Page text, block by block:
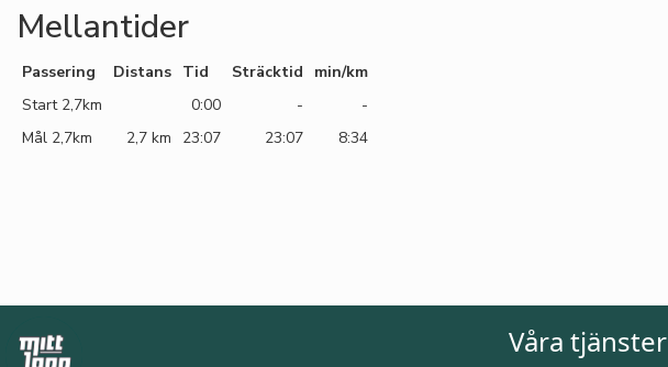
Mellantider
Passering Distans Tid Sträcktid
min/km
Start 2,7km
0:00 -
-
Mål 2,7km
2,7 km 23:07 23:07 8:34
Våra tjänster